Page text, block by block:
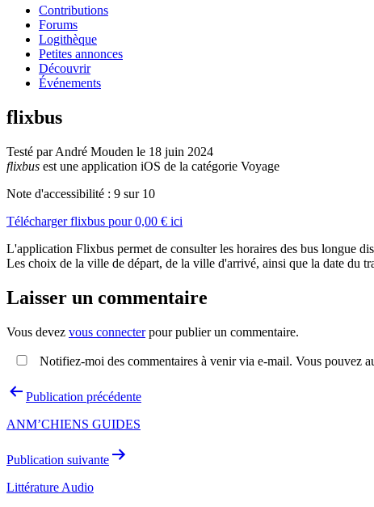
Contributions
Forums
Logithèque
Petites annonces
Découvrir
Événements
flixbus
Testé par André Mouden le 18 juin 2024
flixbus est une application iOS de la catégorie Voyage
Note d'accessibilité : 9 sur 10
Téléchargerflixbus pour0,00 € ici
L'application Flixbus permet de consulter les horaires des bus longue
Les choix de la ville de départ, de la ville d'arrivé, ainsi que la date du
Laisser un commentaire
Vous devez vous connecterpour publier un commentaire.
Notifiez-moi des commentaires à venir via e-mail. Vous pouvez
Navigation
l’article
Publication précédente
ANM’CHIENS GUIDES
Publication suivante
Littérature Audio